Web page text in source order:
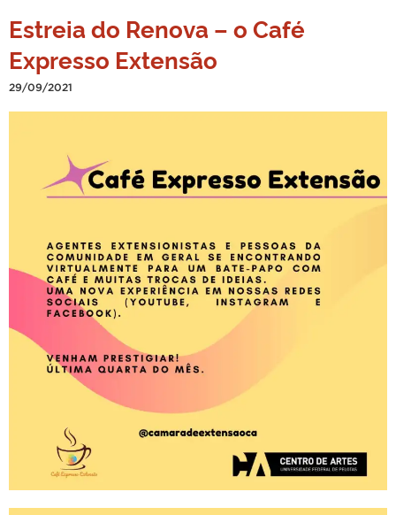
Estreia do Renova – o Café
Expresso Extensão
29/09/2021